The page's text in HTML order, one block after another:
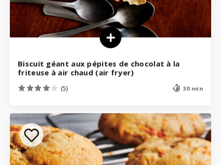
Biscuit géant aux pépites de chocolat à la
friteuse à air chaud (air fryer)
(5) 30 min